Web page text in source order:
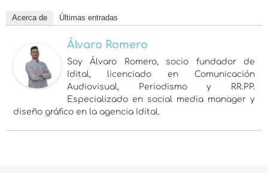
Acerca de Últimas entradas
Álvaro Romero
Soy Álvaro Romero, socio fundador de
Idital, licenciado en Comunicación
Audiovisual, Periodismo y RR.PP.
Especializado en social media manager y
diseño gráfico en la agencia Idital.